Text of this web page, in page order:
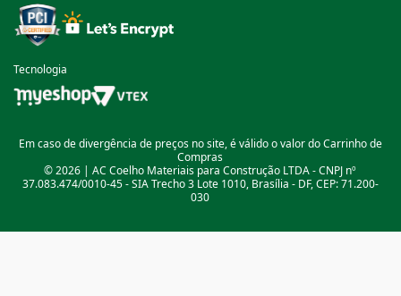
Tecnologia
Em caso de divergência de preços no site, é válido o valor do Carrinho de
Compras
© 2026 | AC Coelho Materiais para Construção LTDA - CNPJ nº
37.083.474/0010-45 - SIA Trecho 3 Lote 1010, Brasília - DF, CEP: 71.200-
030